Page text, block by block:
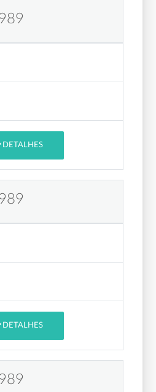
DETALHES
DETALHES